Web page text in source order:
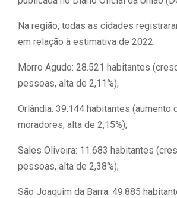
Na região, todas as cidades
em relação à estimativa de 2022:
Morro Agudo: 28.521 habitantes
pessoas, alta de 2,11%);
Orlândia: 39.144 habitantes (aumento
moradores, alta de 2,15%);
Sales Oliveira: 11.683 habitantes
pessoas, alta de 2,38%);
São Joaquim da Barra: 49.885